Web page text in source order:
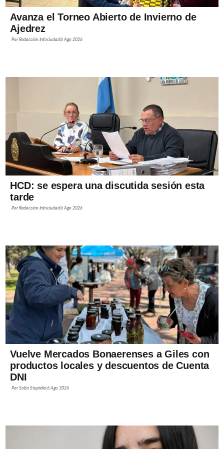
Avanza el Torneo Abierto de Invierno de
Ajedrez
PorRedacción Infociudad6 Ago 2026
HCD: se espera una discutida sesión esta
tarde
PorRedacción Infociudad6 Ago 2026
Vuelve Mercados Bonaerenses a Giles con
productos locales y descuentos de Cuenta
DNI
PorSofía Stupiello6 Ago 2026